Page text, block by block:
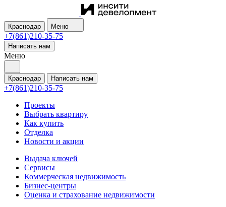
Краснодар Меню
+7(861)210-35-75
Написать нам
Меню
Краснодар Написать нам
+7(861)210-35-75
Проекты
Выбрать квартиру
Как купить
Отделка
Новости и акции
Выдача ключей
Сервисы
Коммерческая недвижимость
Бизнес-центры
Оценка и страхование недвижимости